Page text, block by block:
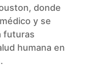
donde
y se
futuras
humana en